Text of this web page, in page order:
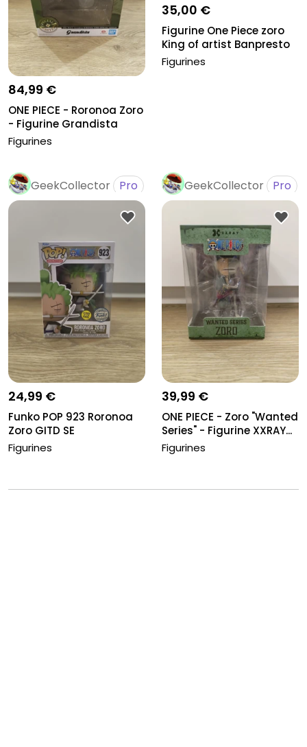
84,99 €
ONE PIECE - Roronoa Zoro
- Figurine Grandista
23cm
Figurines
35,00 €
Figurine One Piece zoro
King of artist Banpresto
Figurines
GeekCollector Pro
24,99 €
Funko POP 923 Roronoa
Zoro GITD SE
Figurines
GeekCollector Pro
39,99 €
ONE PIECE - Zoro "Wanted
Series" - Figurine XXRAY...
Figurines